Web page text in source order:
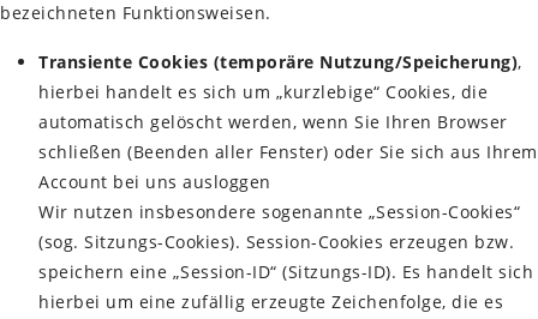
bezeichneten Funktionsweisen.
Transiente Cookies (temporäre Nutzung/Speicherung),
hierbei handelt es sich um „kurzlebige“ Cookies, die
automatisch gelöscht werden, wenn Sie Ihren Browser
schließen (Beenden aller Fenster) oder Sie sich aus Ihrem
Account bei uns ausloggen
Wir nutzen insbesondere sogenannte „Session-Cookies“
(sog. Sitzungs-Cookies). Session-Cookies erzeugen bzw.
speichern eine „Session-ID“ (Sitzungs-ID). Es handelt sich
hierbei um eine zufällig erzeugte Zeichenfolge, die es